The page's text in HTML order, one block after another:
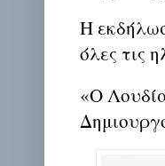
Η
όλες τις
«Ο